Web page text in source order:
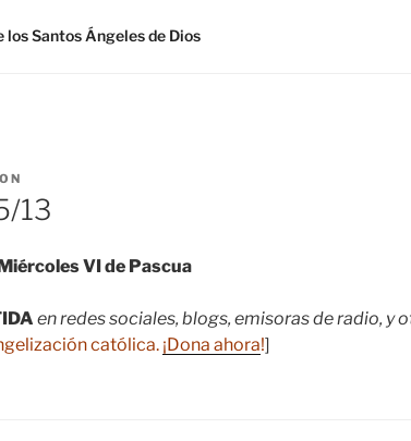
Santos Ángeles de Dios
13
VI de Pascua
en redes sociales, blogs, emisoras de radio, y
católica. ¡Dona ahora!]